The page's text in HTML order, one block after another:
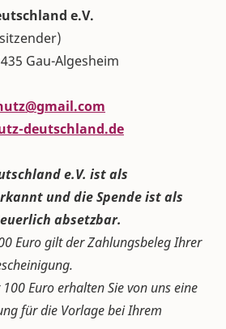
e.V.
Gau-Algesheim
deutschland.de
e.V. ist als
und die Spende ist als
absetzbar.
Euro gilt der Zahlungsbeleg Ihrer
Euro erhalten Sie von uns eine
für die Vorlage bei Ihrem